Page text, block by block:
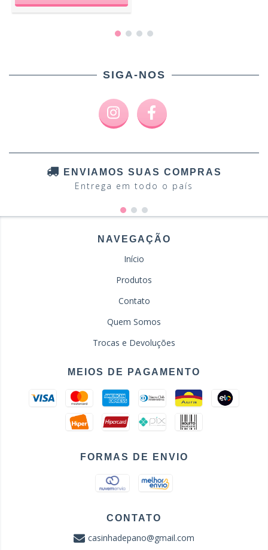
SIGA-NOS
ENVIAMOS SUAS COMPRAS
Entrega em todo o país
NAVEGAÇÃO
Início
Produtos
Contato
Quem Somos
Trocas e Devoluções
MEIOS DE PAGAMENTO
FORMAS DE ENVIO
CONTATO
casinhadepano@gmail.com